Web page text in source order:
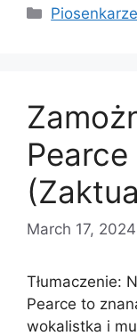
Categories
Piosenkarze
Pearce
March 17, 2024
Tłumaczenie:
Pearce to
wokalistka i